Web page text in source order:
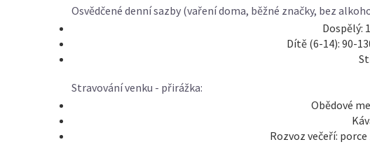
Osvědčené denní sazby (vaření doma, běžné značky, bez
Dospělý:
Dítě (6-14): 90-
Stravování venku - přirážka:
Obědové
Rozvoz večeří: